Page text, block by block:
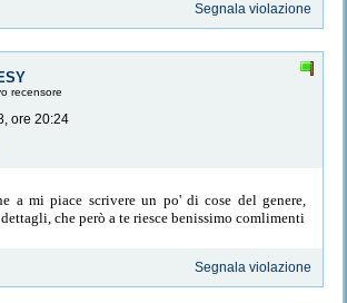
Segnala violazione
recensore
ore 20:24
a mi piace scrivere un po' di cose del genere,
che però a te riesce benissimo comlimenti
Segnala violazione